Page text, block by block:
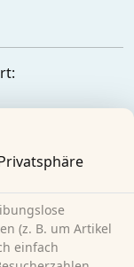
(z. B. um Artikel
einfach